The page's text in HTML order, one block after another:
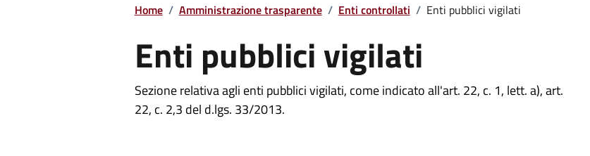
Home / Amministrazione trasparente / Enti controllati / Enti pubblici vigilati
Enti pubblici vigilati
Sezione relativa agli enti pubblici vigilati, come indicato all'art. 22, c. 1, lett. a), art.
22, c. 2,3 del d.lgs. 33/2013.